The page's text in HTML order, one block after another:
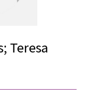
Teresa